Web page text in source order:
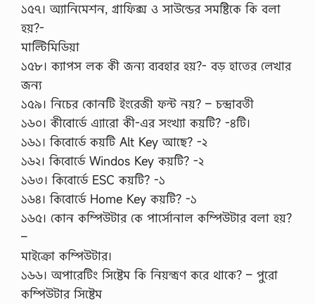
১৫৭। অ্যানিমেশন, গ্রাফিক্স ও সাউন্ডের সমষ্টিকে কি বলা
হয়?-
মাল্টিমিডিয়া
১৫৮। ক্যাপস লক কী জন্য ব্যবহার হয়?- বড় হাতের লেখার
জন্য
১৫৯। নিচের কোনটি ইংরেজী ফন্ট নয়? – চন্দ্রাবতী
১৬০। কীবোর্ডে এ্যারো কী-এর সংখ্যা কয়টি? -৪টি।
১৬১। কিবোর্ডে কয়টি Alt Key আছে? -২
১৬২। কিবোর্ডে Windos Key কয়টি? -২
১৬৩। কিবোর্ডে ESC কয়টি? -১
১৬৪। কিবোর্ডে Home Key কয়টি? -১
১৬৫। কোন কম্পিউটার কে পার্সোনাল কম্পিউটার বলা হয়?
–
মাইক্রো কম্পিউটার।
১৬৬। অপারেটিং সিষ্টেম কি নিয়ন্ত্রণ করে থাকে? – পুরো
কম্পিউটার সিষ্টেম